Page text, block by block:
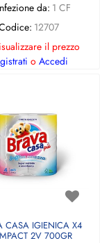
da: 1 CF
12707
il prezzo
o Accedi
CASA IGIENICA X4
2V 700GR